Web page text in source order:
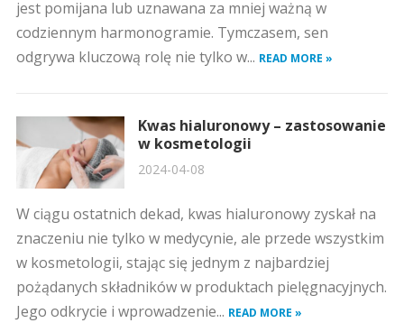
jest pomijana lub uznawana za mniej ważną w
codziennym harmonogramie. Tymczasem, sen
odgrywa kluczową rolę nie tylko w... READ MORE »
Kwas hialuronowy – zastosowanie
w kosmetologii
2024-04-08
W ciągu ostatnich dekad, kwas hialuronowy zyskał na
znaczeniu nie tylko w medycynie, ale przede wszystkim
w kosmetologii, stając się jednym z najbardziej
pożądanych składników w produktach pielęgnacyjnych.
Jego odkrycie i wprowadzenie... READ MORE »